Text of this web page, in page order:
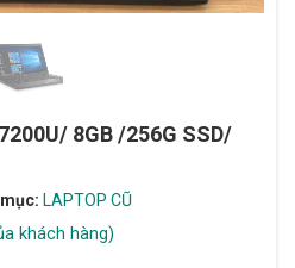
8GB /256G SSD/
LAPTOP CŨ
khách hàng)